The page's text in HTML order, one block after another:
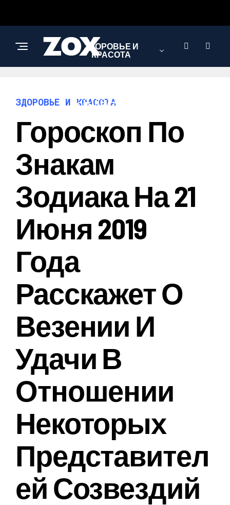
ЗДОРОВЬЕ И
КРАСОТА
ИНТЕРЕСНОЕ И
ПОЗНАВАТЕЛЬНОЕ
ЗДОРОВЬЕ И КРАСОТА
Гороскоп По
Знакам
Зодиака На 21
Июня 2019
Года
Расскажет О
Везении И
Удачи В
Отношении
Некоторых
Представител
Ей Созвездий